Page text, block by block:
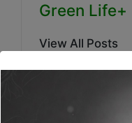
Green Life+
View All Posts